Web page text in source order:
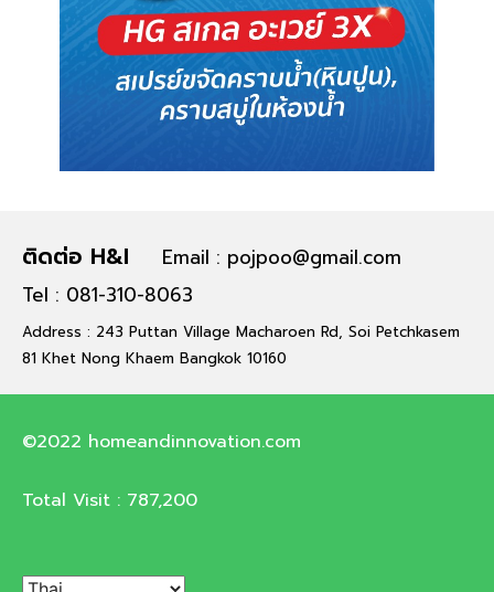
ติดต่อ H&I
Email : pojpoo@gmail.com
Tel : 081-310-8063
Address : 243 Puttan Village Macharoen Rd, Soi Petchkasem
81 Khet Nong Khaem Bangkok 10160
©2022 homeandinnovation.com
Total Visit : 787,200